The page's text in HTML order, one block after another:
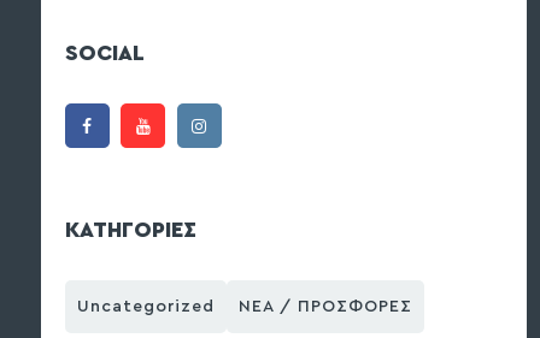
SOCIAL
ΚΑΤΗΓΟΡΙΕΣ
Uncategorized ΝΕΑ / ΠΡΟΣΦΟΡΕΣ